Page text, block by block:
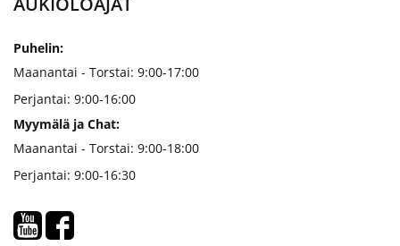
Puhelin:
Maanantai - Torstai: 9:00-17:00
Perjantai: 9:00-16:00
Myymälä ja Chat:
Maanantai - Torstai: 9:00-18:00
Perjantai: 9:00-16:30